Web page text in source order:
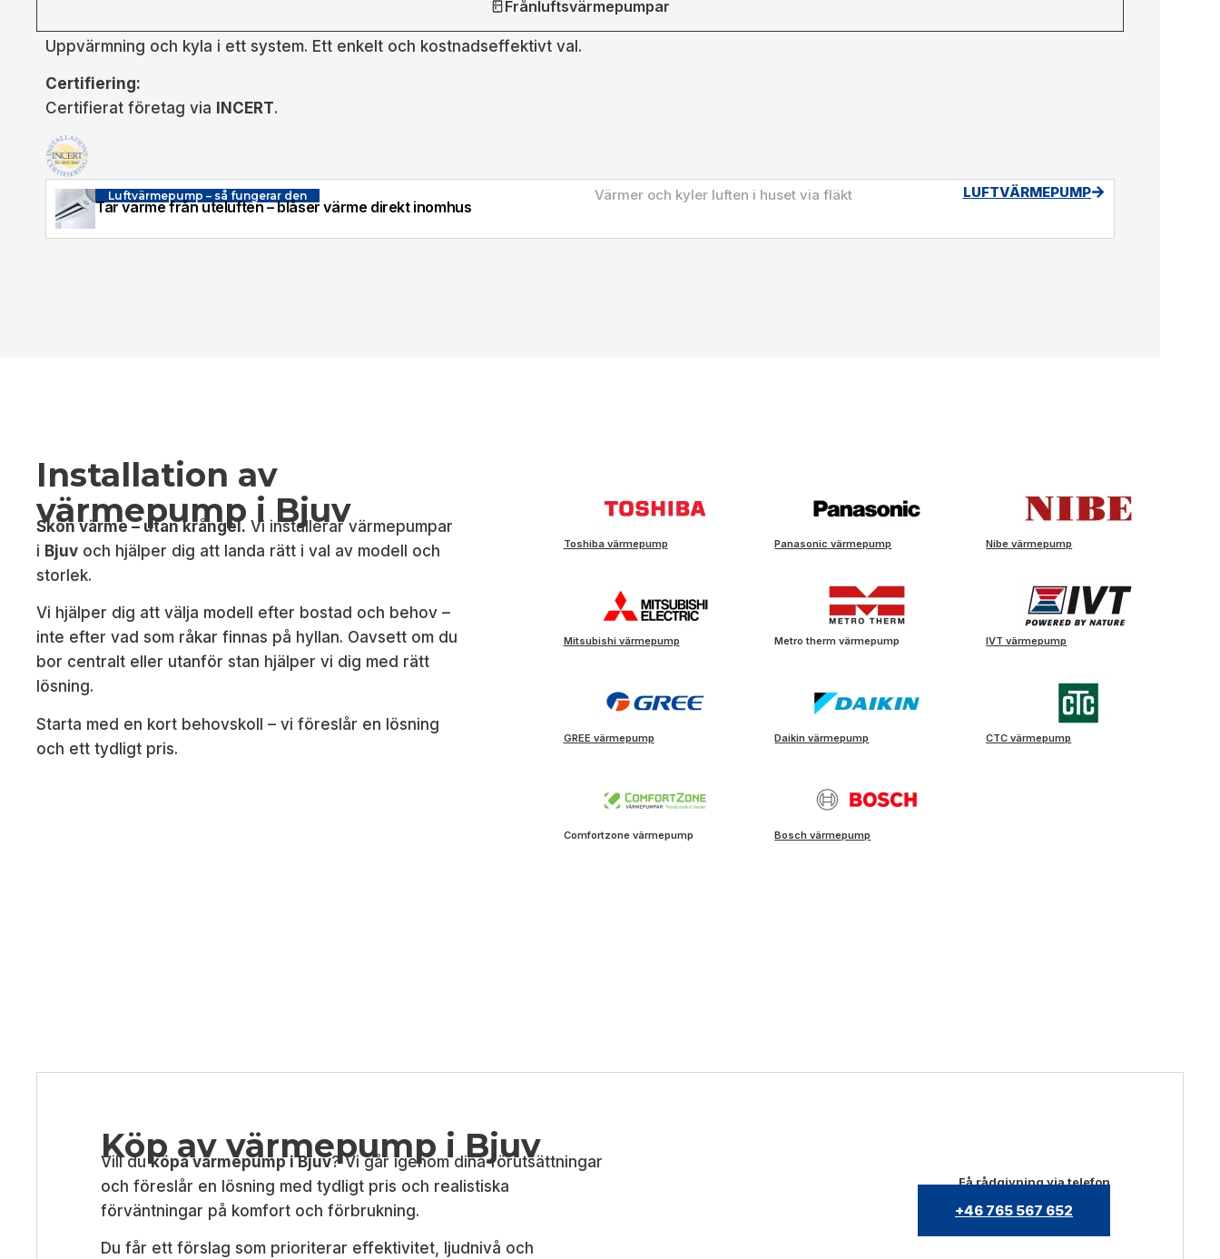
Frånluftsvärmepumpar
Uppvärmning och kyla i ett system. Ett enkelt och kostnadseffektivt val.
Certifiering:
Certifierat företag via
INCERT.
Luftvärmepump – så fungerar den
Tar värme från uteluften – blåser värme direkt inomhus
Värmer och kyler luften i huset via fläkt LUFTVÄRMEPUMP
Installation av
värmepump i Bjuv
Skön värme – utan krångel. Vi installerar värmepumpar
i Bjuv och hjälper dig att landa rätt i val av modell och
storlek.
Vi hjälper dig att välja modell efter bostad och behov –
inte efter vad som råkar finnas på hyllan. Oavsett om du
bor centralt eller utanför stan hjälper vi dig med rätt
lösning.
Starta med en kort behovskoll – vi föreslår en lösning
och ett tydligt pris.
Toshiba värmepump Panasonic värmepump Nibe värmepump
Mitsubishi värmepump Metro therm värmepump IVT värmepump
GREE värmepump Daikin värmepump CTC värmepump
Comfortzone värmepump Bosch värmepump
Köp av värmepump i Bjuv
Vill duköpa värmepump i Bjuv? Vi går igenom dina förutsättningar
och föreslår en lösning med tydligt pris och realistiska
förväntningar på komfort och förbrukning.
Du får ett förslag som prioriterar effektivitet, ljudnivå och
Få rådgivning via telefon
+46 765 567 652